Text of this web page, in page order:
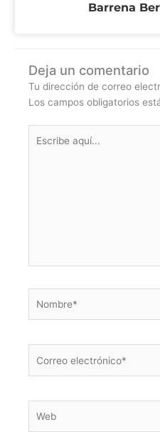
Barrena
Deja un comentario
Tu dirección de correo
Los campos obligatorios
aquí...
electrónico*